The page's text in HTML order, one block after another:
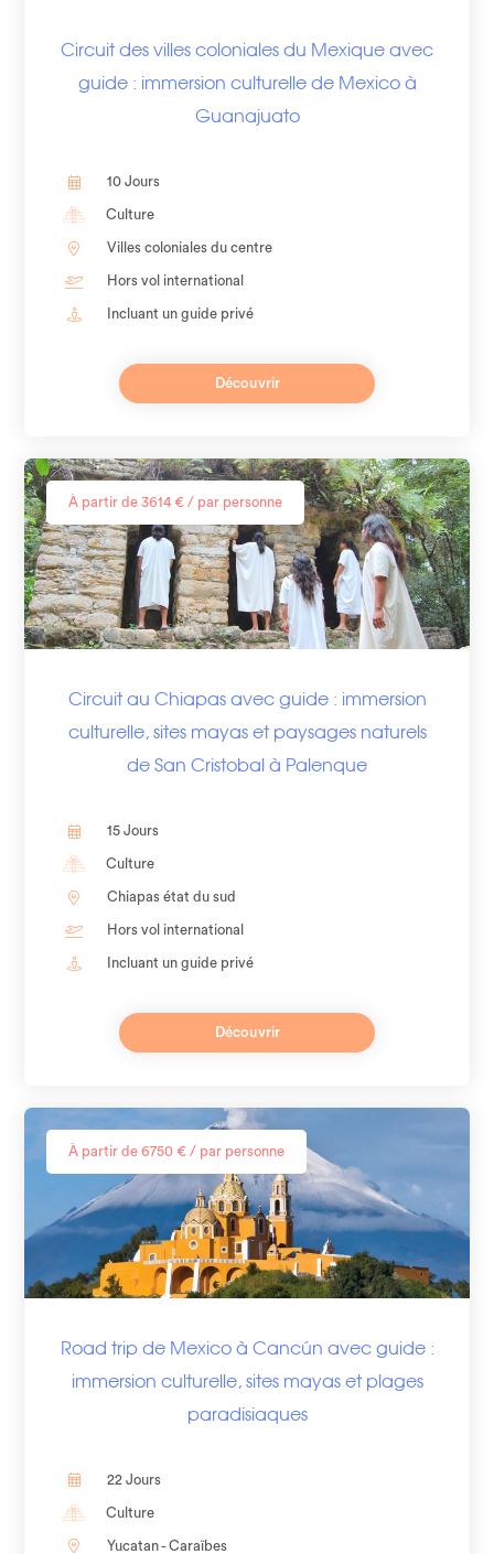
Circuit des villes coloniales du Mexique avec
guide : immersion culturelle de Mexico à
Guanajuato
10 Jours
Culture
Villes coloniales du centre
Hors vol international
Incluant un guide privé
Découvrir
À partir de 3614 € / par personne
Circuit au Chiapas avec guide : immersion
culturelle, sites mayas et paysages naturels
de San Cristobal à Palenque
15 Jours
Culture
Chiapas état du sud
Hors vol international
Incluant un guide privé
Découvrir
À partir de 6750 € / par personne
Road trip de Mexico à Cancún avec guide :
immersion culturelle, sites mayas et plages
paradisiaques​
22 Jours
Culture
Yucatan - Caraïbes